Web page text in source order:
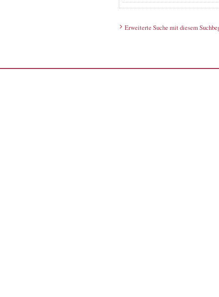
Erweiterte Suche mit diesem